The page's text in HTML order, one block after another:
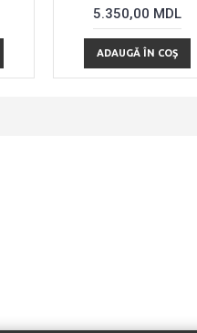
5.350,00 MDL
ADAUGĂ ÎN COŞ